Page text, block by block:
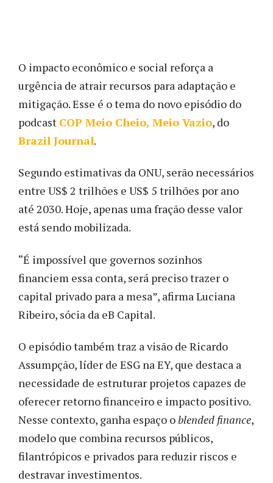
O impacto econômico e social reforça a
urgência de atrair recursos para adaptação e
mitigação. Esse é o tema do novo episódio do
podcast COP Meio Cheio, Meio Vazio, do
Brazil Journal.
Segundo estimativas da ONU, serão necessários
entre US$ 2 trilhões e US$ 5 trilhões por ano
até 2030. Hoje, apenas uma fração desse valor
está sendo mobilizada.
“É impossível que governos sozinhos
financiem essa conta, será preciso trazer o
capital privado para a mesa”, afirma Luciana
Ribeiro, sócia da eB Capital.
O episódio também traz a visão de Ricardo
Assumpção, líder de ESG na EY, que destaca a
necessidade de estruturar projetos capazes de
oferecer retorno financeiro e impacto positivo.
Nesse contexto, ganha espaço oblended finance,
modelo que combina recursos públicos,
filantrópicos e privados para reduzir riscos e
destravar investimentos.